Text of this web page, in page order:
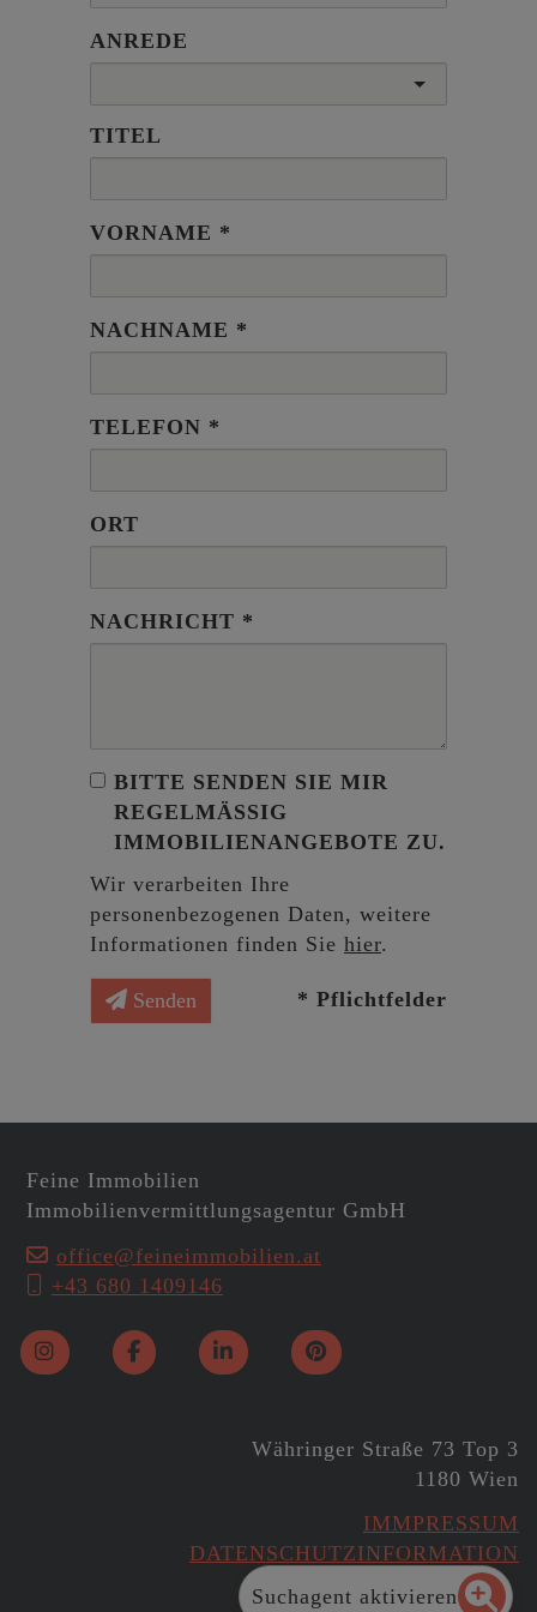
ANREDE
TITEL
VORNAME
NACHNAME
TELEFON
ORT
NACHRICHT
BITTE SENDEN SIE MIR
REGELMÄSSIG I
MMOBILIENANGEBOTE ZU.
Wir verarbeiten Ihre
personenbezogenen Daten, weitere
Informationen finden Sie hier.
Senden * Pflichtfelder
Feine Immobilien
Immobilienvermittlungsagentur GmbH
office@feineimmobilien.at
+43 680 1409146
Währinger Straße 73 Top 3
1180 Wien
IMMPRESSUM
DATENSCHUTZINFORMATION
Suchagent aktivieren